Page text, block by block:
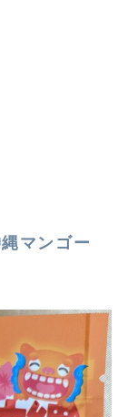
マンゴー